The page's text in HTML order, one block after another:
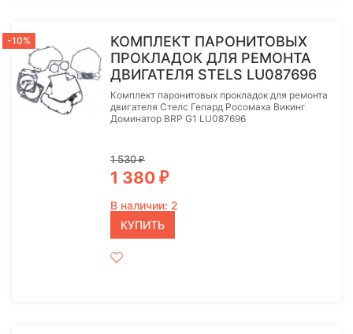
-10%
КОМПЛЕКТ ПАРОНИТОВЫХ
ПРОКЛАДОК ДЛЯ РЕМОНТА
ДВИГАТЕЛЯ STELS LU087696
Комплект паронитовых прокладок для ремонта
двигателя Стелс Гепард Росомаха Викинг
Доминатор BRP G1 LU087696
1 530₽
1 380 ₽
В наличии: 2
КУПИТЬ